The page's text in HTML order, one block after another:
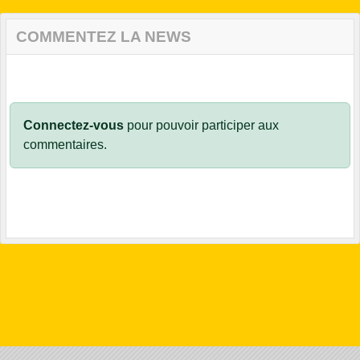
COMMENTEZ LA NEWS
Connectez-vous pour pouvoir participer aux
commentaires.